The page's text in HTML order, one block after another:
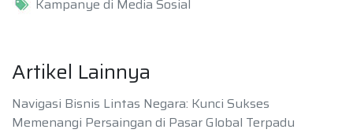
Kampanye di Media Sosial
Artikel Lainnya
Navigasi Bisnis Lintas Negara: Kunci Sukses
Memenangi Persaingan di Pasar Global Terpadu